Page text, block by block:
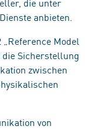
anbieten.
Model
Sicherstellung
zwischen
von